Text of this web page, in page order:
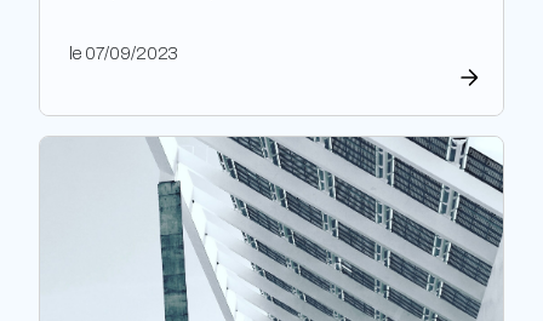
deviennent alors essentiels pour les propriétaires
tarifs de l’électricité. Cette initiative est
particulièrement cruciale pour les logements
qualifiés de passoires thermiques, qui connaissent
d’importants […]
le 07/09/2023